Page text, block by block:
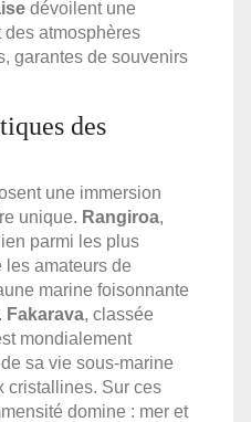
dévoilent une
des atmosphères
garantes de souvenirs
des
une immersion
unique. Rangiroa,
parmi les plus
les amateurs de
marine foisonnante
Fakarava, classée
mondialement
sa vie sous-marine
cristallines. Sur ces
domine : mer et